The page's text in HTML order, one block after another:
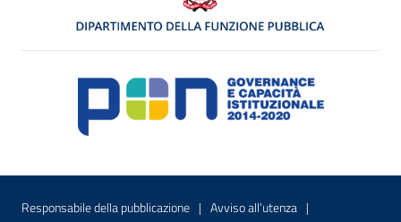
Menu di servizio
Responsabile della pubblicazione Sito interno - Apre in una nuova
Avviso all’utenza Sito interno -